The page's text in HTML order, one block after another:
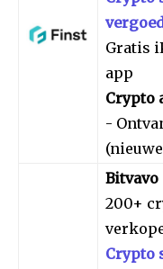
Gratis
app
Crypto
-
Bitvavo
200+
Crypto